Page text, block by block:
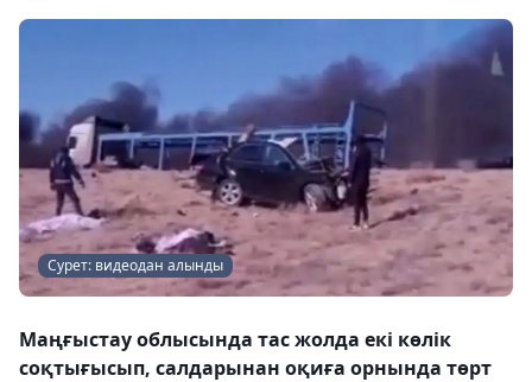
Сурет: видеодан алынды
Маңғыстау облысында тас жолда екі көлік
соқтығысып, салдарынан оқиға орнында төрт